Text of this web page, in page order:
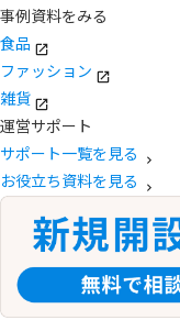
事例資料をみる
食品
ファッション
雑貨
運営サポート
サポート一覧を見る
お役立ち資料を見る